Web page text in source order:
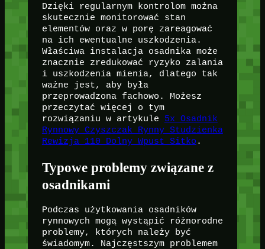
Dzięki regularnym kontrolom można
skutecznie monitorować stan
elementów oraz w porę zareagować
na ich ewentualne uszkodzenia.
Właściwa instalacja osadnika może
znacznie zredukować ryzyko zalania
i uszkodzenia mienia, dlatego tak
ważne jest, aby była
przeprowadzona fachowo. Możesz
przeczytać więcej o tym
rozwiązaniu w artykule 5x Osadnik
Rynnowy Czyszczak Rynny Studzienka
Rewizja 110 Dolny Wpust Sitko .
Typowe problemy związane z
osadnikami
Podczas użytkowania osadników
rynnowych mogą wystąpić różnorodne
problemy, których należy być
świadomym. Najczęstszym problemem